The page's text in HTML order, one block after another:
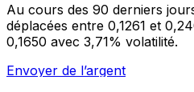
Au cours des 90 derniers
déplacées entre 0,1261 et
0,1650 avec 3,71% volatilité.
Envoyer de l’argent